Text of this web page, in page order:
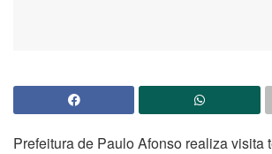
Prefeitura de Paulo Afonso realiza visita